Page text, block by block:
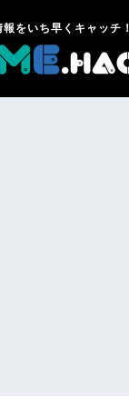
をいち早くキャッチ！